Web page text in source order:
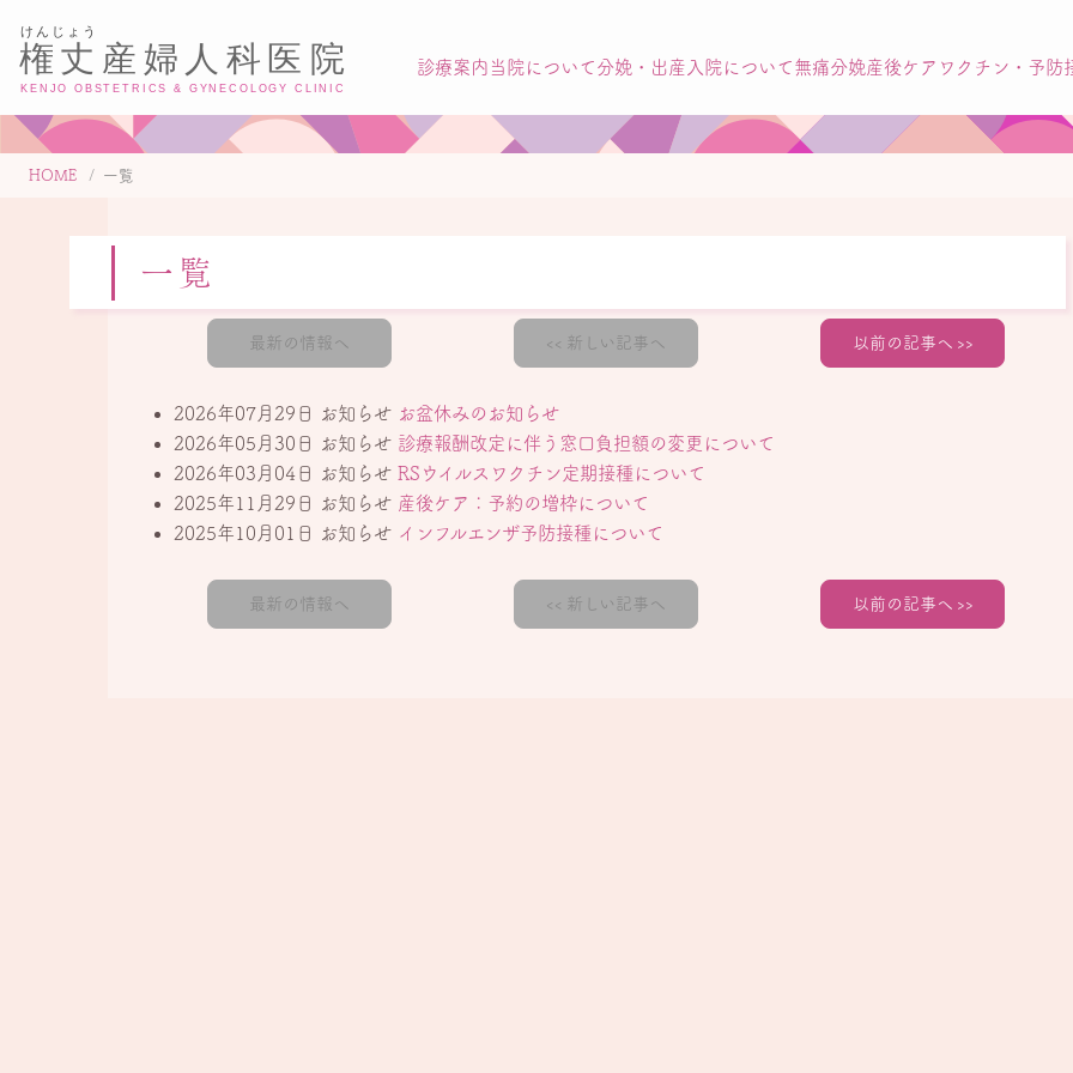
診療案内 当院について分娩・出産 入院について無痛分娩産後ケア ワクチン・予防
HOME 一覧
一覧
最新の情報へ 新しい記事へ 以前の記事へ
2026年07月29日 お知らせ お盆休みのお知らせ
2026年05月30日
お知らせ 診療報酬改定に伴う窓口負担額の変更について
2026年03月04日
お知らせ RSウイルスワクチン定期接種について
2025年11月29日
お知らせ 産後ケア：予約の増枠について
2025年10月01日
お知らせ インフルエンザ予防接種について
最新の情報へ 新しい記事へ 以前の記事へ